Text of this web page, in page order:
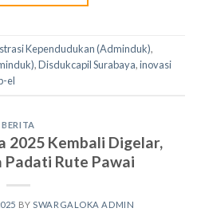
Kependudukan (Adminduk),
,Disdukcapil Surabaya,inovasi
el
BERITA
2025 Kembali Digelar,
Padati Rute Pawai
BYSWARGALOKA ADMIN